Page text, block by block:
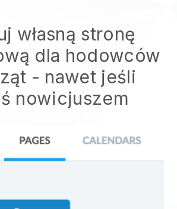
własną stronę
dla hodowców
- nawet jeśli
nowicjuszem